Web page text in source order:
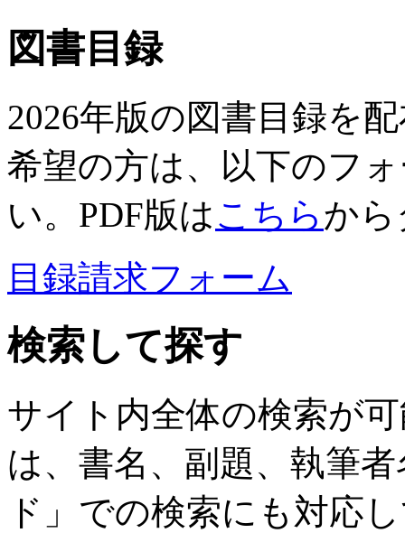
図書目録
2026年版の図書目録を
希望の方は、以下のフ
い。PDF版はこちらか
目録請求フォーム
検索して探す
サイト内全体の検索が
は、書名、副題、執筆
ド」での検索にも対応